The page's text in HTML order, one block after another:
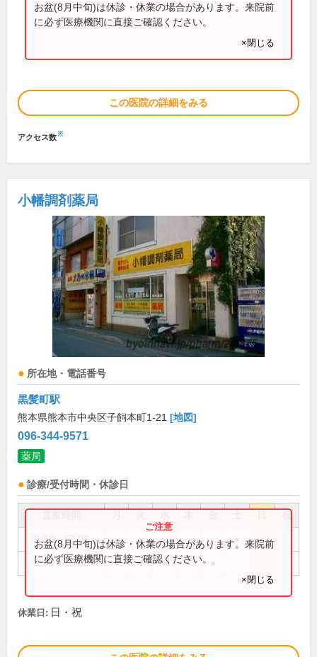
お盆(8月中旬)は休診・休業の場合があります。来院前
に必ず医療機関に直接ご確認ください。
×閉じる
この医院の詳細をみる
アクセス数※
小幡調剤薬局
所在地・電話番号
黒髪町駅
熊本県熊本市中央区子飼本町1-21 [地図]
096-344-9571
薬局
診療/受付時間・休診日
祝
9:00～17:00
9:00～18:00 ● ● ● ●
お盆(8月中旬)は休診・休業の場合があります。来院前
に必ず医療機関に直接ご確認ください。
×閉じる
休業日: 日・祝